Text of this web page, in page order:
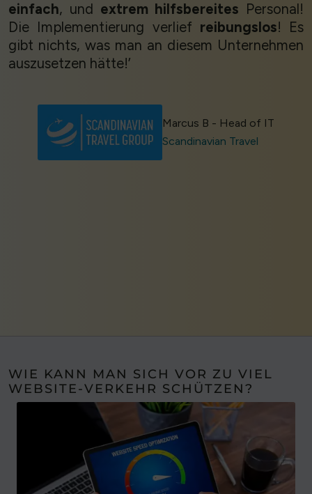
einfach, und extrem hilfsbereites Personal!
Die Implementierung verlief reibungslos! Es
gibt nichts, was man an diesem Unternehmen
auszusetzen hätte!’
Marcus B - Head of IT
Scandinavian Travel
WIE KANN MAN SICH VOR ZU VIEL
WEBSITE-VERKEHR SCHÜTZEN?